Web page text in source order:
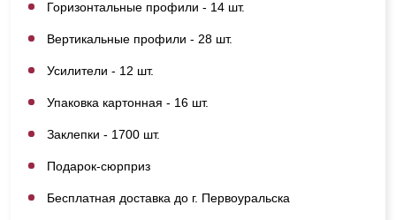
Горизонтальные профили - 14 шт.
Вертикальные профили - 28 шт.
Усилители - 12 шт.
Упаковка картонная - 16 шт.
Заклепки - 1700 шт.
Подарок-сюрприз
Бесплатная доставка до г. Первоуральска